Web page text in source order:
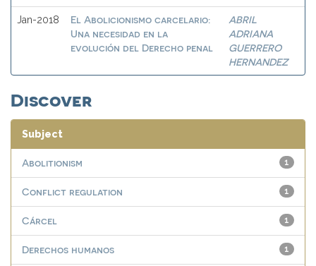
Jan-2018
El Abolicionismo carcelario:
Una necesidad en la
evolución del Derecho penal
ABRIL
ADRIANA
GUERRERO
HERNANDEZ
Discover
Subject
1
Abolitionism
1
Conflict regulation
1
Cárcel
1
Derechos humanos